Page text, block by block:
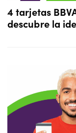
4 tarjetas
descubre la